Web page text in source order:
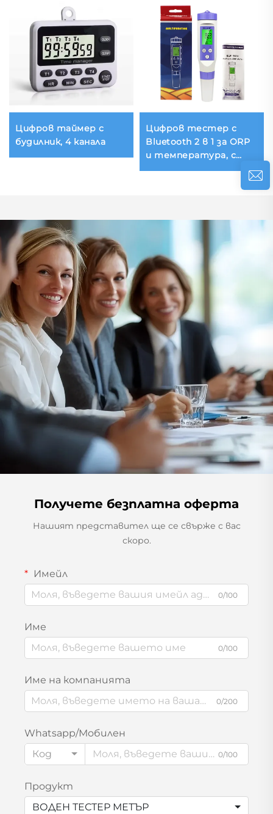
Цифров таймер с
будилник, 4 канала
Цифров тестер с
Bluetooth 2 в 1 за ORP
и температура, с
тестер за качество
Получете безплатна оферта
Нашият представител ще се свърже с вас
скоро.
Имейл
0/100
Име
0/100
Име на компанията
0/200
Whatsapp/Мобилен
Код
0/100
Продукт
ВОДЕН ТЕСТЕР МЕТЪР